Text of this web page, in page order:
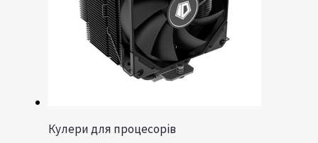
Кулери для процесорів